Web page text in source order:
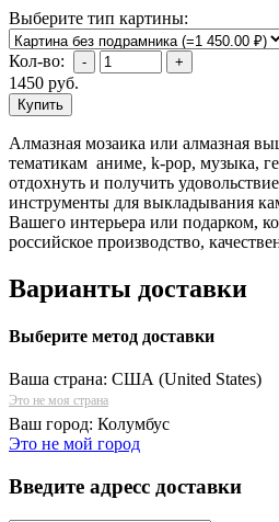
Выберите тип картины:
Кол-во:
1450 руб.
Алмазная мозаика или алмазная
тематикам аниме, k-pop, музыка,
отдохнуть и получить
инструменты для выкладывания
Вашего интерьера или подарком,
российское производство,
Варианты доставки
Выберите метод доставки
Ваша страна: США (United States)
Это не моя страна
Ваш город: Колумбус
Это не мой город
Введите адресс доставки